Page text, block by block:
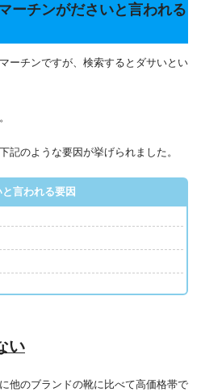
ーチンがださいと言われる
ーチンですが、検索するとダサいとい
記のような要因が挙げられました。
言われる要因
い
他のブランドの靴に比べて高価格帯で